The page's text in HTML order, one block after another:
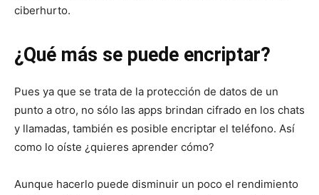
ciberhurto.
¿Qué más se puede encriptar?
Pues ya que se trata de la protección de datos de un
punto a otro, no sólo las apps brindan cifrado en los chats
y llamadas, también es posible encriptar el teléfono. Así
como lo oíste ¿quieres aprender cómo?
Aunque hacerlo puede disminuir un poco el rendimiento